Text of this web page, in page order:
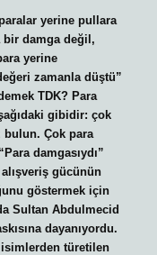
yerine pullara
bir damga değil,
yerine
zamanla düştü”
TDK? Para
gibidir: çok
bulun. Çok para
damgasıydı”
gücünün
göstermek için
Sultan Abdulmecid
dayanıyordu.
isimlerden türetilen